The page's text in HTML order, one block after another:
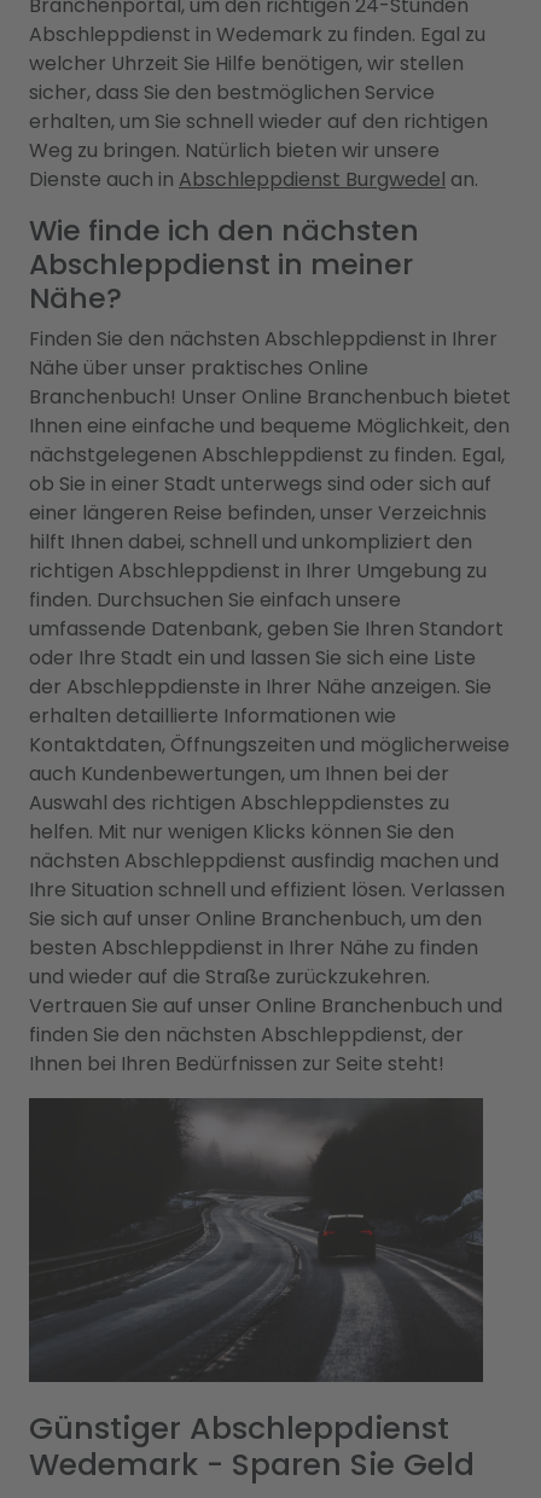
Abschleppdienst in Wedemark zu finden. Egal zu
welcher Uhrzeit Sie Hilfe benötigen, wir stellen
sicher, dass Sie den bestmöglichen Service
erhalten, um Sie schnell wieder auf den richtigen
Weg zu bringen. Natürlich bieten wir unsere
Dienste auch in Abschleppdienst Burgwedel an.
Wie finde ich den nächsten
Abschleppdienst in meiner
Nähe?
Finden Sie den nächsten Abschleppdienst in Ihrer
Nähe über unser praktisches Online
Branchenbuch! Unser Online Branchenbuch bietet
Ihnen eine einfache und bequeme Möglichkeit, den
nächstgelegenen Abschleppdienst zu finden. Egal,
ob Sie in einer Stadt unterwegs sind oder sich auf
einer längeren Reise befinden, unser Verzeichnis
hilft Ihnen dabei, schnell und unkompliziert den
richtigen Abschleppdienst in Ihrer Umgebung zu
finden. Durchsuchen Sie einfach unsere
umfassende Datenbank, geben Sie Ihren Standort
oder Ihre Stadt ein und lassen Sie sich eine Liste
der Abschleppdienste in Ihrer Nähe anzeigen. Sie
erhalten detaillierte Informationen wie
Kontaktdaten, Öffnungszeiten und möglicherweise
auch Kundenbewertungen, um Ihnen bei der
Auswahl des richtigen Abschleppdienstes zu
helfen. Mit nur wenigen Klicks können Sie den
nächsten Abschleppdienst ausfindig machen und
Ihre Situation schnell und effizient lösen. Verlassen
Sie sich auf unser Online Branchenbuch, um den
besten Abschleppdienst in Ihrer Nähe zu finden
und wieder auf die Straße zurückzukehren.
Vertrauen Sie auf unser Online Branchenbuch und
finden Sie den nächsten Abschleppdienst, der
Ihnen bei Ihren Bedürfnissen zur Seite steht!
Günstiger Abschleppdienst
Wedemark - Sparen Sie Geld